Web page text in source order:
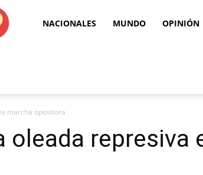
Puro NACIONALES MUNDO OPINIÓN
marcha opositora
represiva